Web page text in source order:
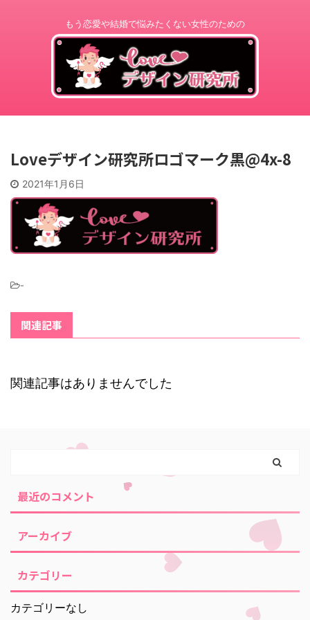
もう恋愛や結婚で悩みたくない女性のための
Loveデザイン研究所ロゴマーク黒@4x-8
2021年1月6日
-
関連記事
関連記事はありませんでした
最近のコメント
アーカイブ
カテゴリー
カテゴリーなし